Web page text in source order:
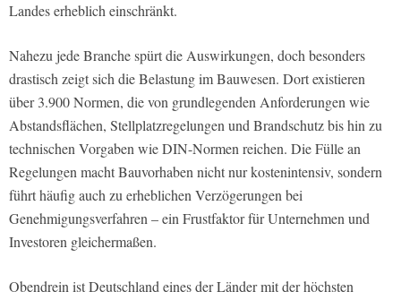
Landes erheblich einschränkt.
Nahezu jede Branche spürt die Auswirkungen, doch besonders
drastisch zeigt sich die Belastung im Bauwesen. Dort existieren
über 3.900 Normen, die von grundlegenden Anforderungen wie
Abstandsflächen, Stellplatzregelungen und Brandschutz bis hin zu
technischen Vorgaben wie DIN-Normen reichen. Die Fülle an
Regelungen macht Bauvorhaben nicht nur kostenintensiv, sondern
führt häufig auch zu erheblichen Verzögerungen bei
Genehmigungsverfahren – ein Frustfaktor für Unternehmen und
Investoren gleichermaßen.
Obendrein ist Deutschland eines der Länder mit der höchsten